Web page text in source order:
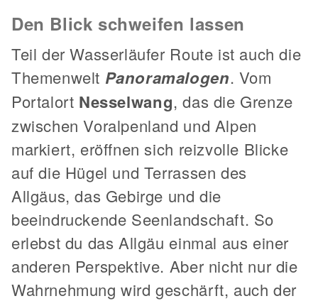
Den Blick schweifen lassen
Teil der Wasserläufer Route ist auch die
Themenwelt Panoramalogen. Vom
Portalort Nesselwang, das die Grenze
zwischen Voralpenland und Alpen
markiert, eröffnen sich reizvolle Blicke
auf die Hügel und Terrassen des
Allgäus, das Gebirge und die
beeindruckende Seenlandschaft. So
erlebst du das Allgäu einmal aus einer
anderen Perspektive. Aber nicht nur die
Wahrnehmung wird geschärft, auch der